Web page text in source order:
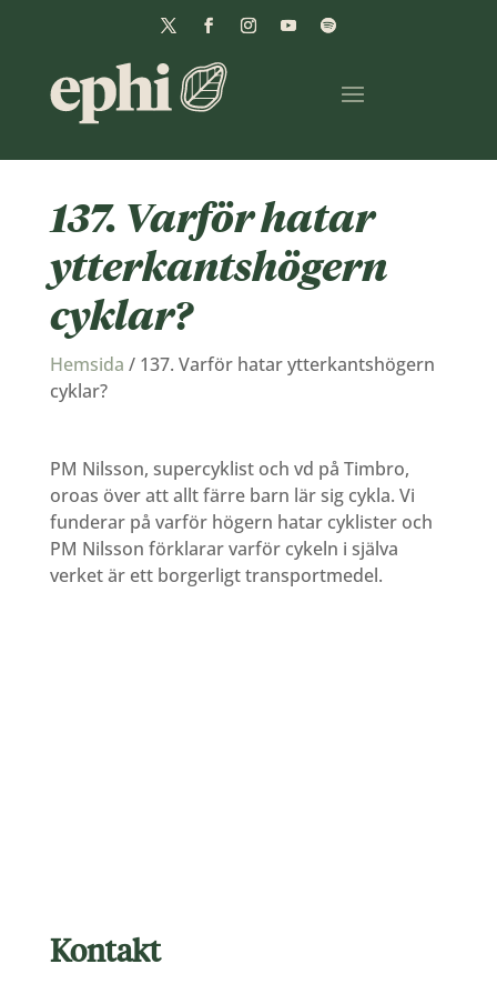
137. Varför hatar
ytterkantshögern
cyklar?
Hemsida / 137. Varför hatar ytterkantshögern
cyklar?
PM Nilsson, supercyklist och vd på Timbro,
oroas över att allt färre barn lär sig cykla. Vi
funderar på varför högern hatar cyklister och
PM Nilsson förklarar varför cykeln i själva
verket är ett borgerligt transportmedel.
Kontakt